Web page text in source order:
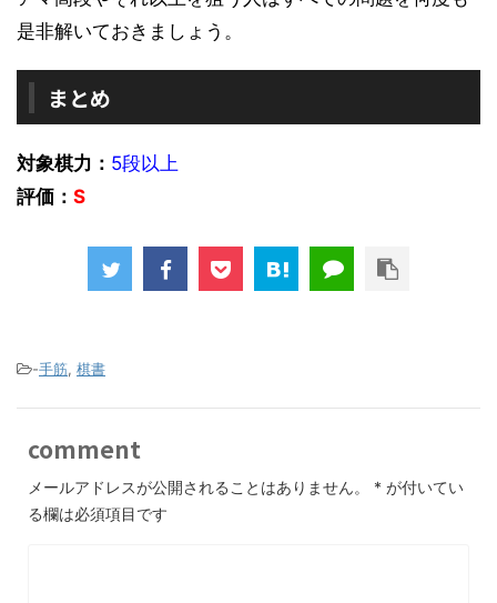
是非解いておきましょう。
まとめ
対象棋力： 5段以上
評価： S
-手筋, 棋書
comment
メールアドレスが公開されることはありません。 * が付いてい
る欄は必須項目です